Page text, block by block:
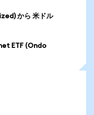
から 米ドル
ETF (Ondo